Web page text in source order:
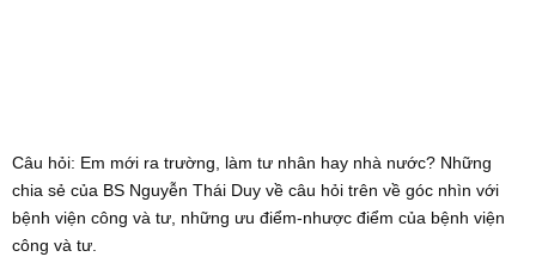
Câu hỏi: Em mới ra trường, làm tư nhân hay nhà nước? Những
chia sẻ của BS Nguyễn Thái Duy về câu hỏi trên về góc nhìn với
bệnh viện công và tư, những ưu điểm-nhược điểm của bệnh viện
công và tư.